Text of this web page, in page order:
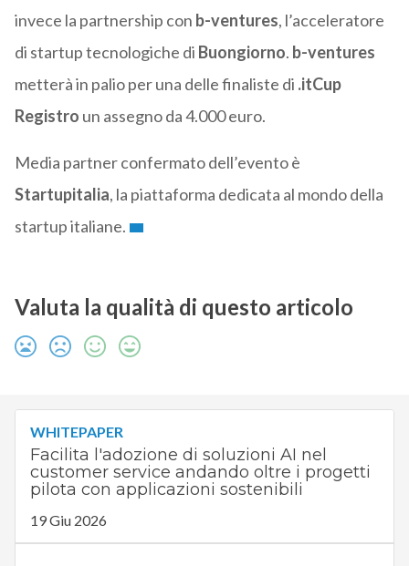
invece la partnership con b-ventures, l’acceleratore
di startup tecnologiche di Buongiorno. b-ventures
metterà in palio per una delle finaliste di .itCup
Registro un assegno da 4.000 euro.
Media partner confermato dell’evento è
Startupitalia, la piattaforma dedicata al mondo della
startup italiane.
Valuta la qualità di questo articolo
WHITEPAPER
Facilita l'adozione di soluzioni AI nel
customer service andando oltre i progetti
pilota con applicazioni sostenibili
19 Giu 2026